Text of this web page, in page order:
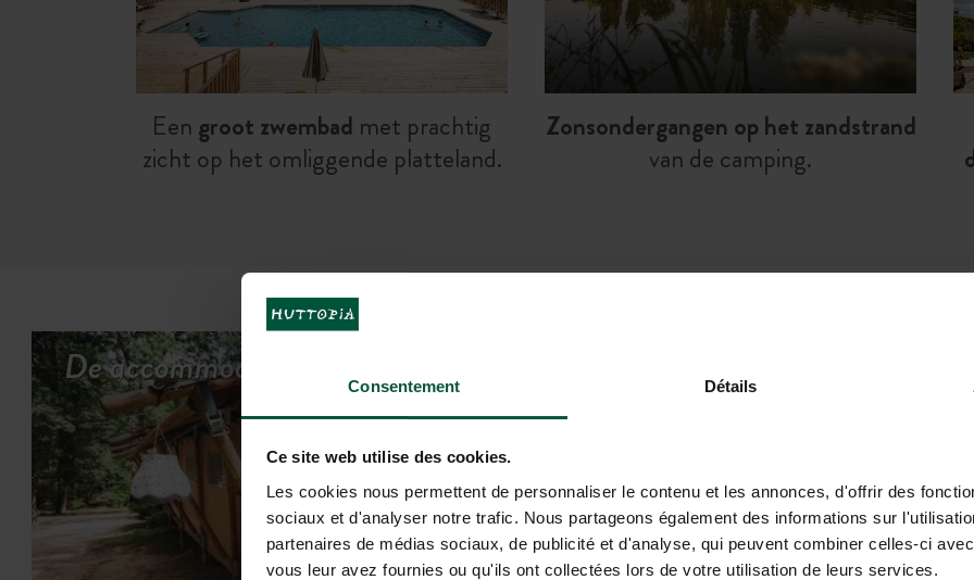
Consentement Détails
Ce site web utilise des cookies.
Les cookies nous permettent de personnaliser le contenu et les annonces, d'offrir des
sociaux et d'analyser notre trafic. Nous partageons également des informations sur
partenaires de médias sociaux, de publicité et d'analyse, qui peuvent combiner celles-ci
vous leur avez fournies ou qu'ils ont collectées lors de votre utilisation de leurs services.
Een groot zwembad met prachtig
zicht op het omliggende platteland.
Zonsondergangen op het zandstrand
van de camping.
De accommodaties bekijken De